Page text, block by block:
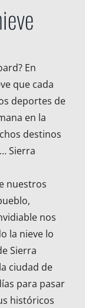
En
que cada
deportes de
en la
destinos
Sierra
nuestros
nos
la nieve lo
Sierra
ciudad de
para pasar
históricos